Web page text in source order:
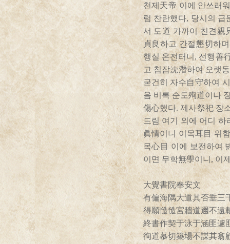
천제天帝 이에 안쓰러
럼 찬란했다, 당시의
서 도道 가까이 친견親
貞良하고 간절懇切하
행실 온전터니, 선행善
고 침잠沈潛하여 오랫
굳건히 자수自守하여
음 비록 순도殉道이나
傷心했다. 제사祭祀 장
드림 여기 외에 어디
眞情이니 이목耳目 위
목心目 이에 보전하여
이면 무학無學이니, 이
大覺書院奉安文
有偏海隅大道其否垂三
得願慥慥宮牆道邇不遠
終書作契于泳于涵匪遽
徇道慕切築場不謀其翕